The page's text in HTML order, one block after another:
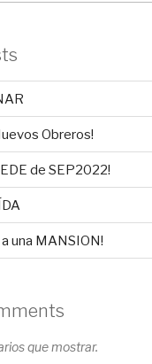
Obreros!
de SEP2022!
una MANSION!
que mostrar.